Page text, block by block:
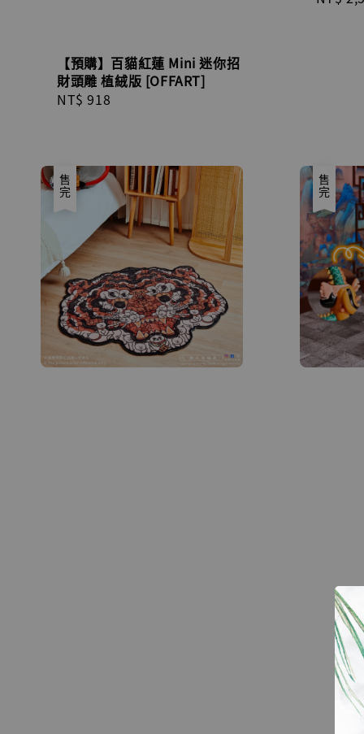
【預購】百貓紅蓮 Mini 迷你招
財頭雕 植絨版 [OFFART]
Regular
NT$ 918
售完 售完